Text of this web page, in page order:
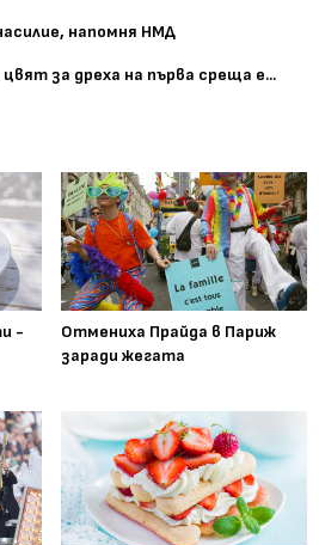
напомня НМД
за дреха на първа среща е...
-
Отмениха Прайда в Париж
заради жегата